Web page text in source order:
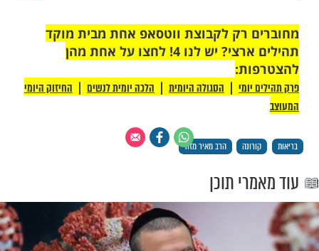
רק לקבוצת ווטסאפ אחת מבית מוקד
תהילים ארצי? יש לנו 4! לחצו על אחת מהן